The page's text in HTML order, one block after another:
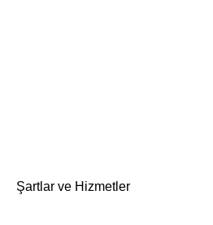
Şartlar ve Hizmetler